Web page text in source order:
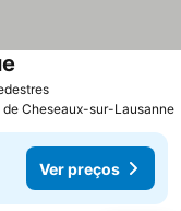
de Cheseaux-sur-Lausanne
Ver preços